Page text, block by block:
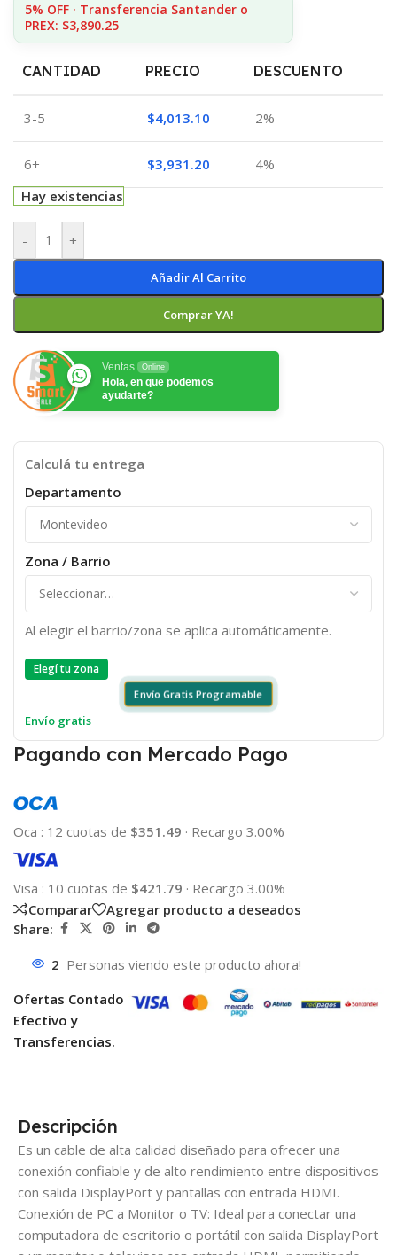
5% OFF · Transferencia Santander o
PREX: $3,890.25
CANTIDAD PRECIO DESCUENTO
3-5 $4,013.10 2%
6+ $3,931.20
4%
Hay existencias
- +
Añadir Al Carrito
Comprar YA!
Ventas Online
Hola, en que podemos
ayudarte?
Calculá tu entrega
Departamento
Zona / Barrio
Al elegir el barrio/zona se aplica automáticamente.
Elegí tu zona
Envío Gratis Programable
Envío gratis
Pagando con Mercado Pago
Oca : 12 cuotas de $351.49 · Recargo 3.00%
Visa : 10 cuotas de $421.79 · Recargo 3.00%
Comparar
Agregar producto a deseados
Share:
2 Personas viendo este producto ahora!
Ofertas Contado
Efectivo y
Transferencias.
Descripción
Es un cable de alta calidad diseñado para ofrecer una
conexión confiable y de alto rendimiento entre dispositivos
con salida DisplayPort y pantallas con entrada HDMI.
Conexión de PC a Monitor o TV: Ideal para conectar una
computadora de escritorio o portátil con salida DisplayPort